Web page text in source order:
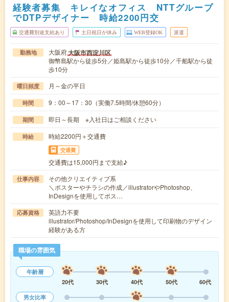
経験者募集 キレイなオフィス NTTグループ
でDTPデザイナー 時給2200円交
交通費別途支給あり 土日祝日が休み WEB登録OK 派遣
勤務地 大阪府大阪市西淀川区
御幣島駅から徒歩5分／姫島駅から徒歩10分／千船駅から徒
歩10分
曜日頻度 月～金の平日
時間 9：00～17：30（実働7.5時間/休憩60分）
期間 即日～長期 ※入社日はご相談ください
時給 時給2200円＋交通費
交通費
交通費は15,000円まで支給♪
仕事内容
その他クリエイティブ系
＼ポスターやチラシの作成／illustratorやPhotoshop、
InDesignを使用してポス…
応募資格
英語力不要
illustrator/Photoshop/InDesignを使用して印刷物のデザイン
経験がある方
職場の雰囲気
年齢層
20代
30代 40代 50代
60代
男女比率